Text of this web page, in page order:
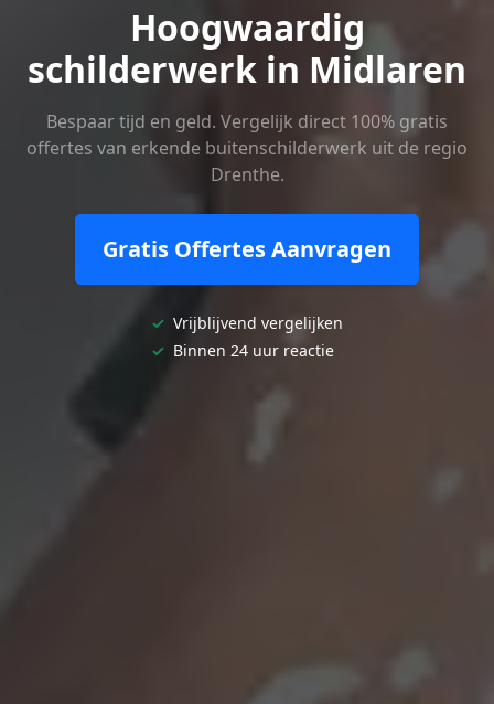
Hoogwaardig
schilderwerk in Midlaren
Bespaar tijd en geld. Vergelijk direct 100% gratis
offertes van erkende buitenschilderwerk uit de regio
Drenthe.
Gratis Offertes Aanvragen
✓ Vrijblijvend vergelijken
✓ Binnen 24 uur reactie